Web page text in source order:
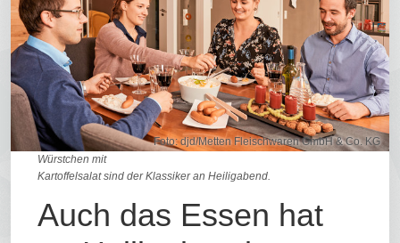
Foto: djd/Metten Fleischwaren GmbH & Co. KG
Würstchen mit
Kartoffelsalat sind der Klassiker an Heiligabend.
Auch das Essen hat